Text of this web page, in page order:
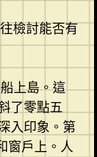
檢討能否有
上島。這
了零點五
入印象。第
窗戶上。人